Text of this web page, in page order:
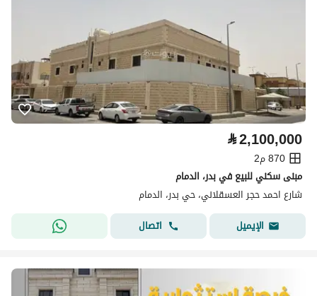
⃁2,100,000
870 م2
مبنى سكني للبيع في بدر، الدمام
شارع احمد حجر العسقلاني، حي بدر، الدمام
الإيميل
اتصال